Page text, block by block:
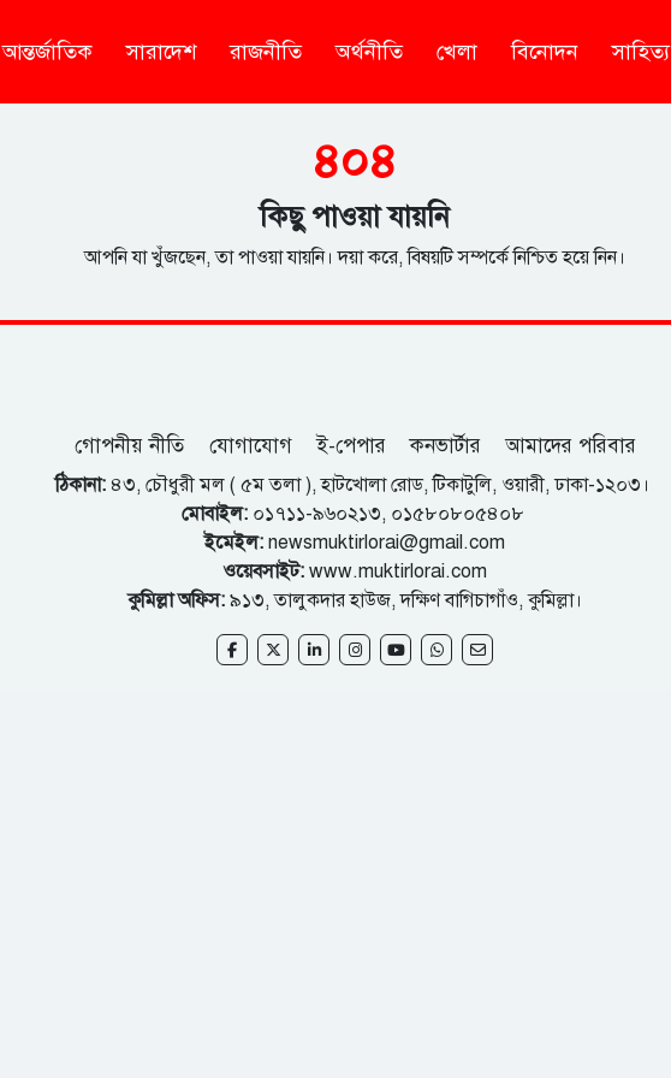
আন্তর্জাতিক সারাদেশ রাজনীতি অর্থনীতি খেলা বিনোদন সাহিত্য
৪০৪
কিছু পাওয়া যায়নি
আপনি যা খুঁজছেন, তা পাওয়া যায়নি। দয়া করে, বিষয়টি সম্পর্কে নিশ্চিত হয়ে নিন।
গোপনীয় নীতি যোগাযোগ ই-পেপার কনভার্টার আমাদের পরিবার
ঠিকানা: ৪৩, চৌধুরী মল ( ৫ম তলা ), হাটখোলা রোড, টিকাটুলি, ওয়ারী, ঢাকা-১২০৩।
মোবাইল:০১৭১১-৯৬০২১৩, ০১৫৮০৮০৫৪০৮
ইমেইল: newsmuktirlorai@gmail.com
ওয়েবসাইট: www.muktirlorai.com
কুমিল্লা অফিস: ৯১৩, তালুকদার হাউজ, দক্ষিণ বাগিচাগাঁও, কুমিল্লা।